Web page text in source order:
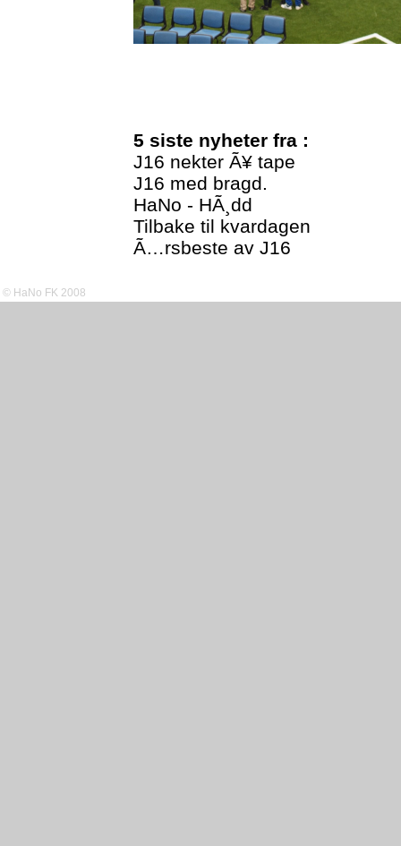
5 siste nyheter fra :
J16 nekter Ã¥ tape
J16 med bragd.
HaNo - HÃ¸dd
Tilbake til kvardagen
Ã…rsbeste av J16
© HaNo FK 2008